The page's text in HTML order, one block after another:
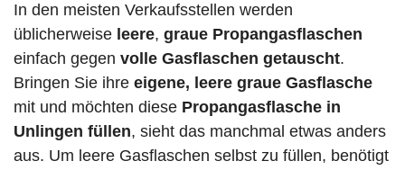
In den meisten Verkaufsstellen werden
üblicherweise leere, graue Propangasflaschen
einfach gegen volle Gasflaschen getauscht.
Bringen Sie ihre eigene, leere graue Gasflasche
mit und möchten diese Propangasflasche in
Unlingen füllen, sieht das manchmal etwas anders
aus. Um leere Gasflaschen selbst zu füllen, benötigt